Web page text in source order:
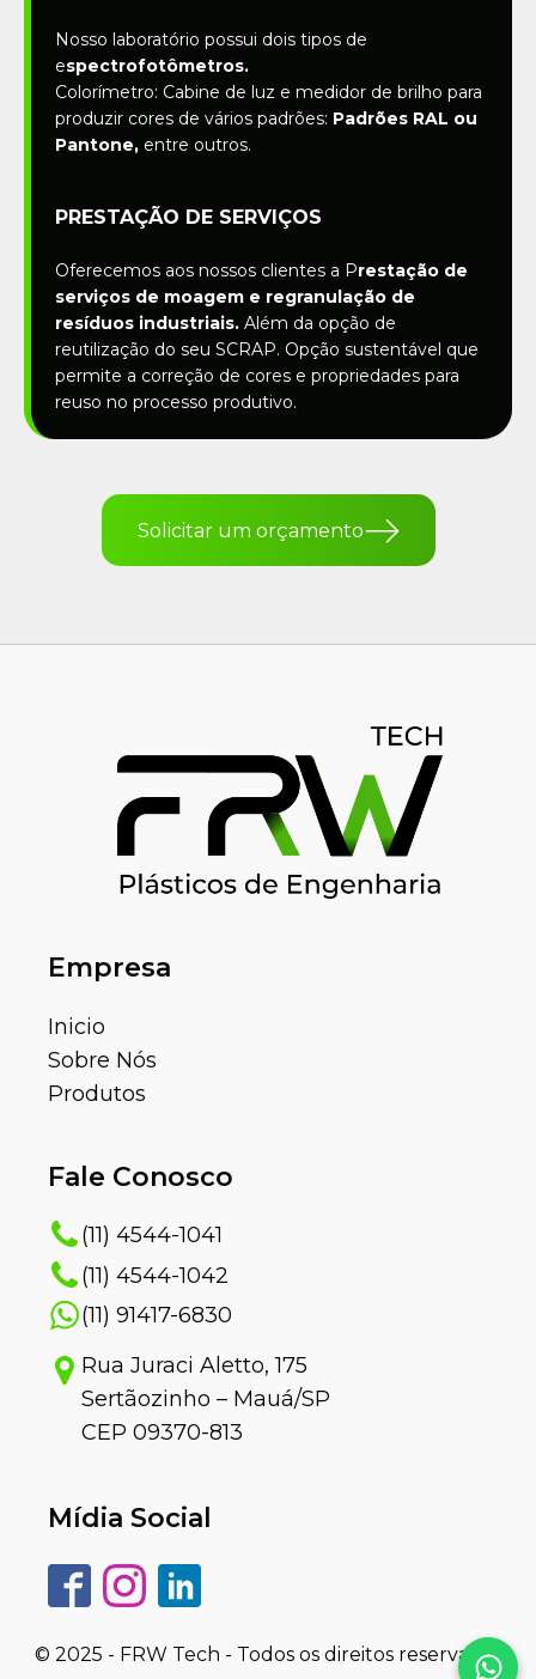
Nosso laboratório possui dois tipos de
espectrofotômetros.
Colorímetro: Cabine de luz e medidor de brilho para
produzir cores de vários padrões: Padrões RAL ou
Pantone, entre outros.
PRESTAÇÃO DE SERVIÇOS
Oferecemos aos nossos clientes a Prestação de
serviços de moagem e regranulação de
resíduos industriais. Além da opção de
reutilização do seu SCRAP. Opção sustentável que
permite a correção de cores e propriedades para
reuso no processo produtivo.
Solicitar um orçamento
Empresa
Inicio
Sobre Nós
Produtos
Fale Conosco
(11) 4544-1041
(11) 4544-1042
(11) 91417-6830
Rua Juraci Aletto, 175
Sertãozinho – Mauá/SP
CEP 09370-813
Mídia Social
© 2025 - FRW Tech - Todos os direitos reservados